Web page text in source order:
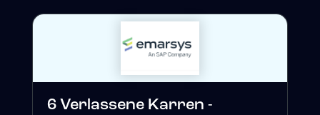
6 Verlassene Karren -